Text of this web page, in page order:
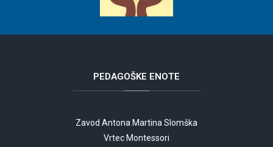
PEDAGOŠKE ENOTE
Zavod Antona Martina Slomška
Vrtec Montessori